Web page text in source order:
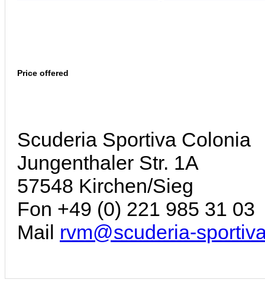
Price offered
Scuderia Sportiva Colonia
Jungenthaler Str. 1A
57548 Kirchen/Sieg
Fon +49 (0) 221 985 31 03
Mail rvm@scuderia-